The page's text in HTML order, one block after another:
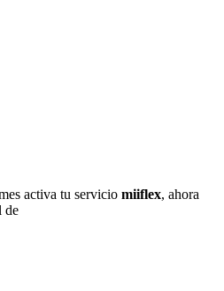
activa tu servicio miiflex, ahora
de